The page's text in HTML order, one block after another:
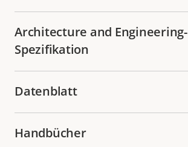
Architecture and Engineering-
Spezifikation
Datenblatt
Handbücher